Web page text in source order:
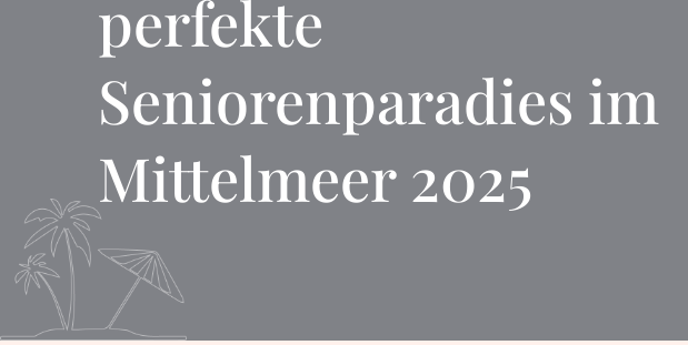
perfekte
Seniorenparadies im
Mittelmeer 2025